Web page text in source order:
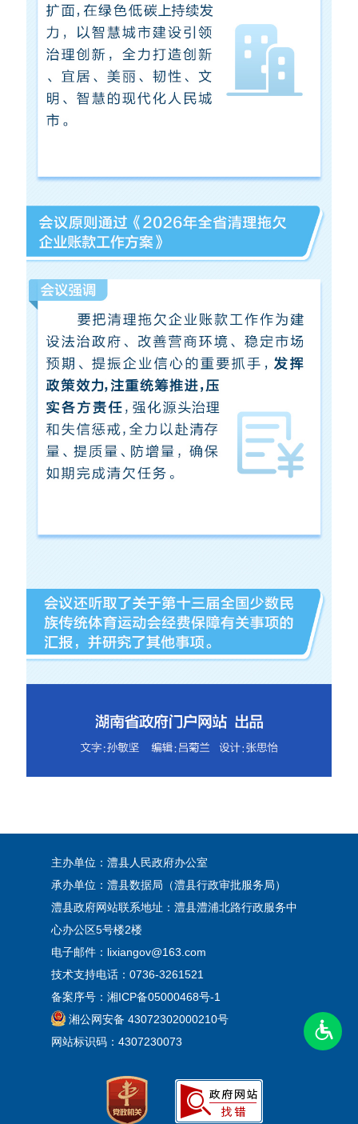
主办单位：澧县人民政府办公室
承办单位：澧县数据局（澧县行政审批服务局）
澧县政府网站联系地址：澧县澧浦北路行政服务中
心办公区5号楼2楼
电子邮件：lixiangov@163.com
技术支持电话：0736-3261521
备案序号： 湘ICP备05000468号-1
湘公网安备 43072302000210号
网站标识码：4307230073